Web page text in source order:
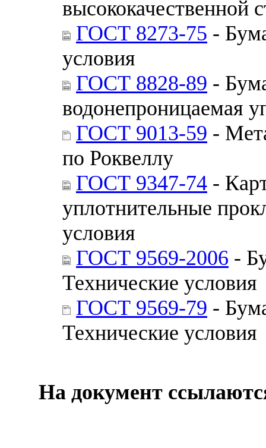
высококачественной
ГОСТ 8273-75 -
условия
ГОСТ 8828-89 -
водонепроницаемая
ГОСТ 9013-59 -
по Роквеллу
ГОСТ 9347-74 -
уплотнительные
условия
ГОСТ 9569-2006 -
Технические условия
ГОСТ 9569-79 -
Технические условия
На документ